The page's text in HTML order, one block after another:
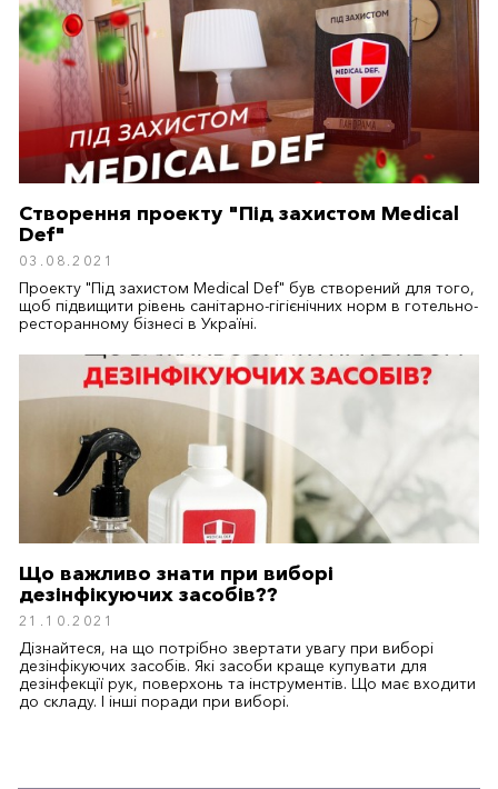
Створення проекту "Під захистом Medical
Def"
03.08.2021
Проекту "Під захистом Medical Def" був створений для того,
щоб підвищити рівень санітарно-гігієнічних норм в готельно-
ресторанному бізнесі в Україні.
Що важливо знати при виборі
дезінфікуючих засобів??
21.10.2021
Дізнайтеся, на що потрібно звертати увагу при виборі
дезінфікуючих засобів. Які засоби краще купувати для
дезінфекції рук, поверхонь та інструментів. Що має входити
до складу. І інші поради при виборі.